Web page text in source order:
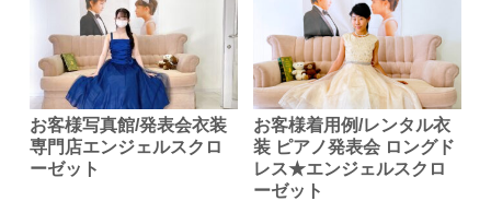
お客様写真館/発表会衣装
専門店エンジェルスクロ
ーゼット
お客様着用例/レンタル衣
装 ピアノ発表会 ロングド
レス★エンジェルスクロ
ーゼット